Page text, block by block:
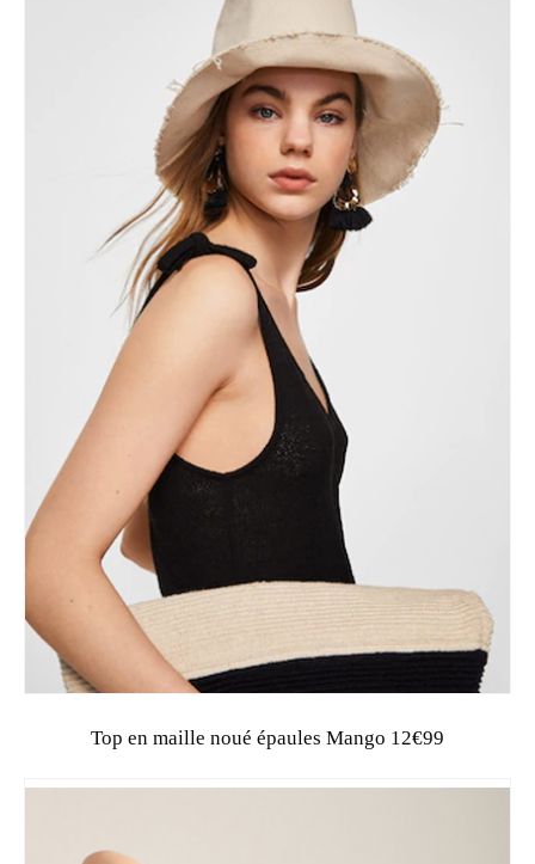
Top en maille noué épaules Mango 12€99